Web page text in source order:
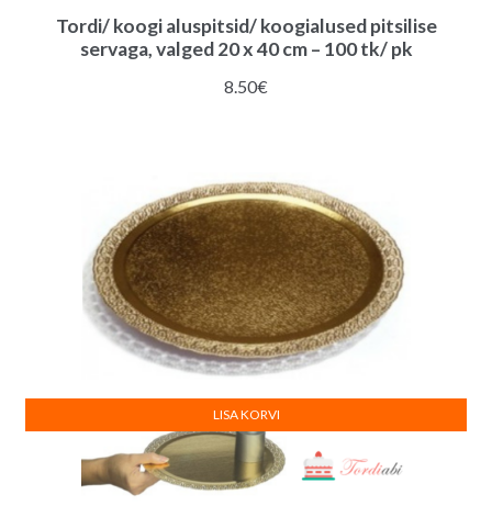
Tordi/ koogi aluspitsid/ koogialused pitsilise
servaga, valged 20 x 40 cm – 100 tk/ pk
8.50€
LISA KORVI